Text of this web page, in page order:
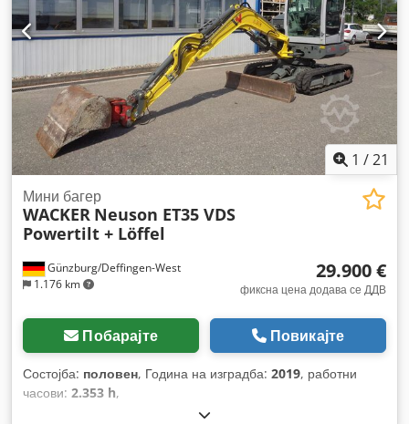
1 /21
Günzburg/Deffingen-West
1.176 km
Мини багер
WACKER Neuson ET35 VDS
Powertilt + Löffel
29.900 €
фиксна цена додава се ДДВ
Побарајте Повикајте
Состојба: половен, Година на изградба: 2019, работни
часови: 2.353 h,